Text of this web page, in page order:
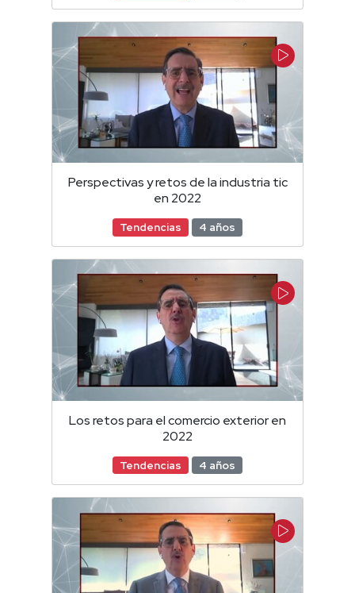
Perspectivas y retos de la industria tic
en 2022
Tendencias 4 años
Los retos para el comercio exterior en
2022
Tendencias 4 años